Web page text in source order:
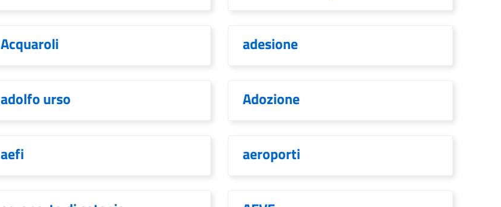
Acquaroli adesione
adolfo urso Adozione
aefi aeroporti